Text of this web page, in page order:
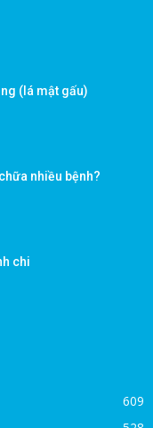
(lá mật gấu)
nhiều bệnh?
chi
609